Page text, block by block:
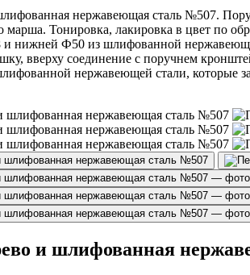
нержавеющая сталь №507.
Тонировка, лакировка в цвет по
и нижней Ф50 из шлифованной
вверху соединение с поручнем
нержавеющей стали, которые
и шлифованная